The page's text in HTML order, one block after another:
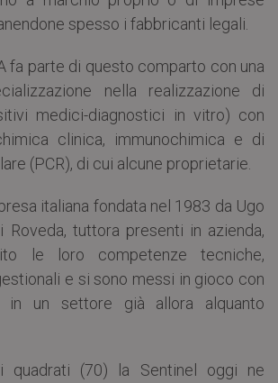
spesso i fabbricanti legali.
fa parte di questo comparto con una
nella realizzazione di
medici-diagnostici in vitro) con
clinica, immunochimica e di
(PCR), di cui alcune proprietarie.
italiana fondata nel 1983 da Ugo
Roveda, tuttora presenti in azienda,
le loro competenze tecniche,
e si sono messi in gioco con
in un settore già allora alquanto
quadrati (70) la Sentinel oggi ne